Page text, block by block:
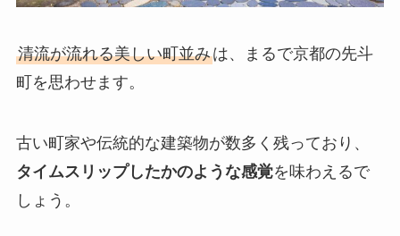
清流が流れる美しい町並みは、まるで京都の先斗
町を思わせます。
古い町家や伝統的な建築物が数多く残っており、
タイムスリップしたかのような感覚を味わえるで
しょう。